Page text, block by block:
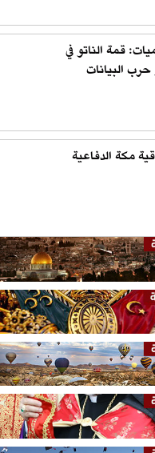
قمة الناتو في
البيانات
مكة الدفاعية